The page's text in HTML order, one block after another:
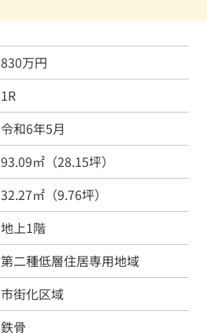
830万円
1R
令和6年5月
93.09㎡（28.15坪）
32.27㎡（9.76坪）
地上1階
第二種低層住居専用地域
市街化区域
鉄骨